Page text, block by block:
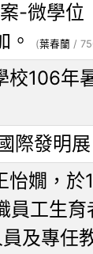
-微學位
。
(葉春蘭 /
校106年
際發明展
怡嫺，
員工生
及專任